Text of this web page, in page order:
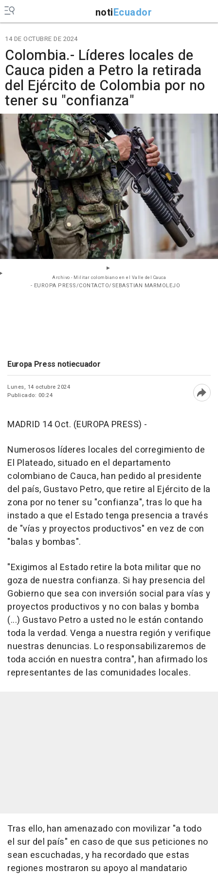
notiEcuador
14 DE OCTUBRE DE 2024
Colombia.- Líderes locales de
Cauca piden a Petro la retirada
del Ejército de Colombia por no
tener su "confianza"
Archivo - Militar colombiano en el Valle del Cauca
- EUROPA PRESS/CONTACTO/SEBASTIAN MARMOLEJO
Europa Press notiecuador
Lunes, 14 octubre 2024
Publicado: 00:24
MADRID 14 Oct. (EUROPA PRESS) -
Numerosos líderes locales del corregimiento de
El Plateado, situado en el departamento
colombiano de Cauca, han pedido al presidente
del país, Gustavo Petro, que retire al Ejército de la
zona por no tener su "confianza", tras lo que ha
instado a que el Estado tenga presencia a través
de "vías y proyectos productivos" en vez de con
"balas y bombas".
"Exigimos al Estado retire la bota militar que no
goza de nuestra confianza. Si hay presencia del
Gobierno que sea con inversión social para vías y
proyectos productivos y no con balas y bomba
(...) Gustavo Petro a usted no le están contando
toda la verdad. Venga a nuestra región y verifique
nuestras denuncias. Lo responsabilizaremos de
toda acción en nuestra contra", han afirmado los
representantes de las comunidades locales.
Tras ello, han amenazado con movilizar "a todo
el sur del país" en caso de que sus peticiones no
sean escuchadas, y ha recordado que estas
regiones mostraron su apoyo al mandatario